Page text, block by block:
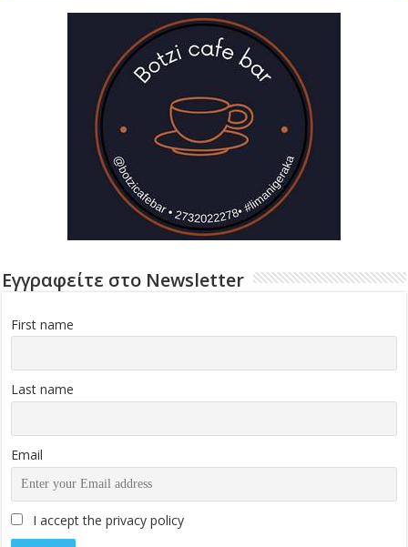
Εγγραφείτε στο Newsletter
First name
Last name
Email
I accept the privacy policy